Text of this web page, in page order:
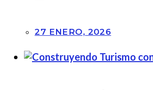
27 ENERO, 2026